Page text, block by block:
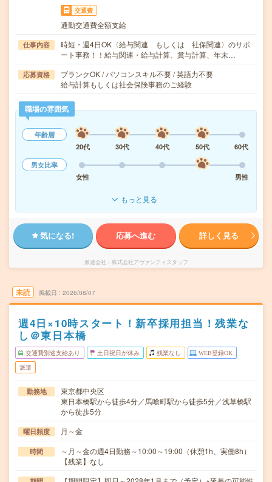
交通費
通勤交通費全額支給
仕事内容
時短・週4日OK〈給与関連 もしくは 社保関連〉のサポ
ート事務！！給与関連・給与計算、賞与計算、年末…
応募資格
ブランクOK / パソコンスキル不要 / 英語力不要
給与計算もしくは社会保険事務のご経験
職場の雰囲気
年齢層
20代
30代 40代 50代
60代
男女比率
女性
男性
もっと見る
気になる! 応募へ進む 詳しく見る
派遣会社 株式会社アヴァンティスタッフ
未読 掲載日 2026/08/07
週4日×10時スタート！新卒採用担当！残業な
し＠東日本橋
交通費別途支給あり 土日祝日が休み 残業なし WEB登録OK
派遣
勤務地
東京都中央区
東日本橋駅から徒歩4分／馬喰町駅から徒歩5分／浅草橋駅
から徒歩5分
曜日頻度 月～金
時間
～月～金の週4日勤務～10:00～19:00（休憩1h、実働8h）
【残業】なし